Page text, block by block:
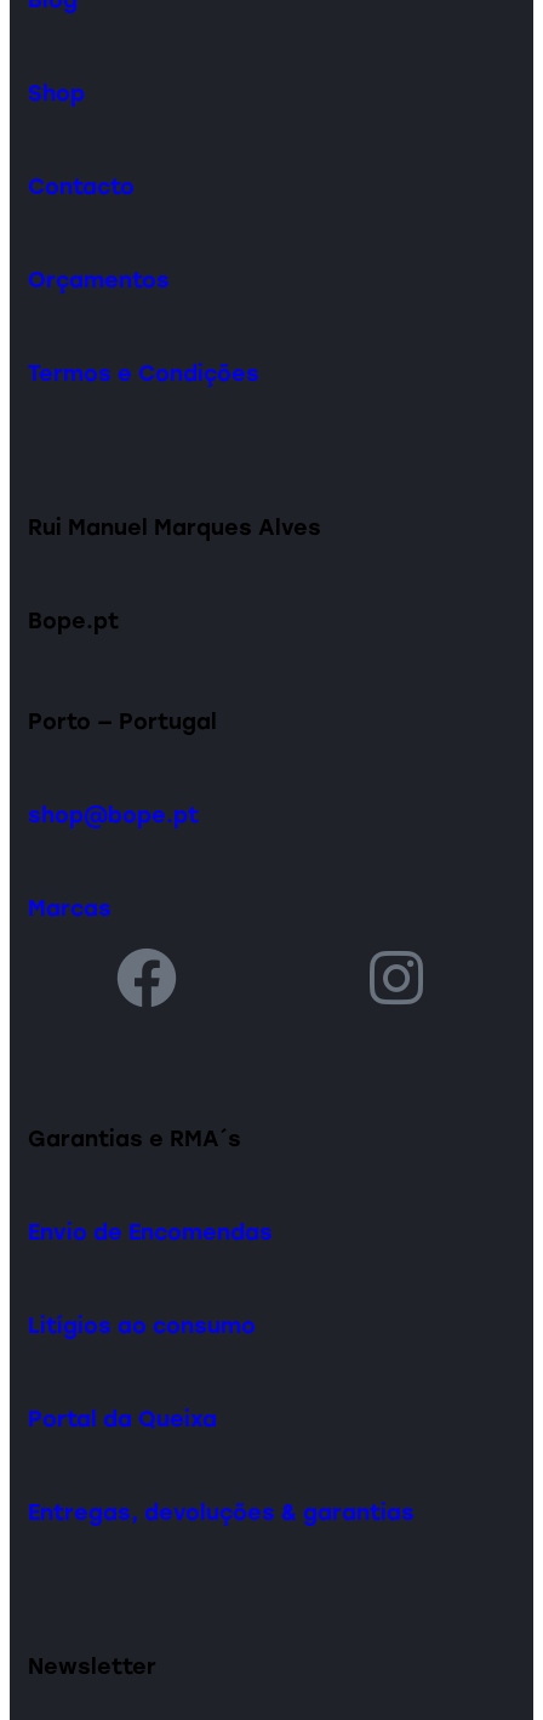
Shop
Contacto
Orçamentos
Termos e Condições
Rui Manuel Marques Alves
Bope.pt
Porto — Portugal
shop@bope.pt
Marcas
Garantias e RMA´s
Envio de Encomendas
Litígios ao consumo
Portal da Queixa
Entregas, devoluções & garantias
Newsletter